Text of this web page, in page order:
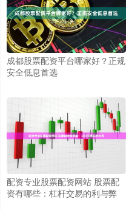
成都股票配资平台哪家好？正规
安全低息首选
配资专业股票配资网站 股票配
资有哪些：杠杆交易的利与弊